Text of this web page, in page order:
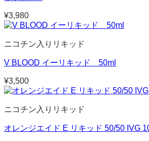
¥3,980
ニコチン入りリキッド
V BLOOD イーリキッド 50ml
¥3,500
ニコチン入りリキッド
オレンジエイド E リキッド 50/50 IVG